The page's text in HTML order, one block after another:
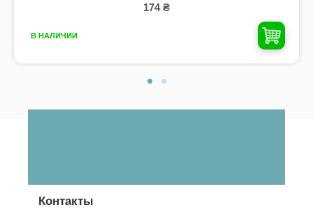
174 ₴
В НАЛИЧИИ
Контакты